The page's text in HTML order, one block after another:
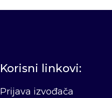
Korisni linkovi:
Prijava izvođača